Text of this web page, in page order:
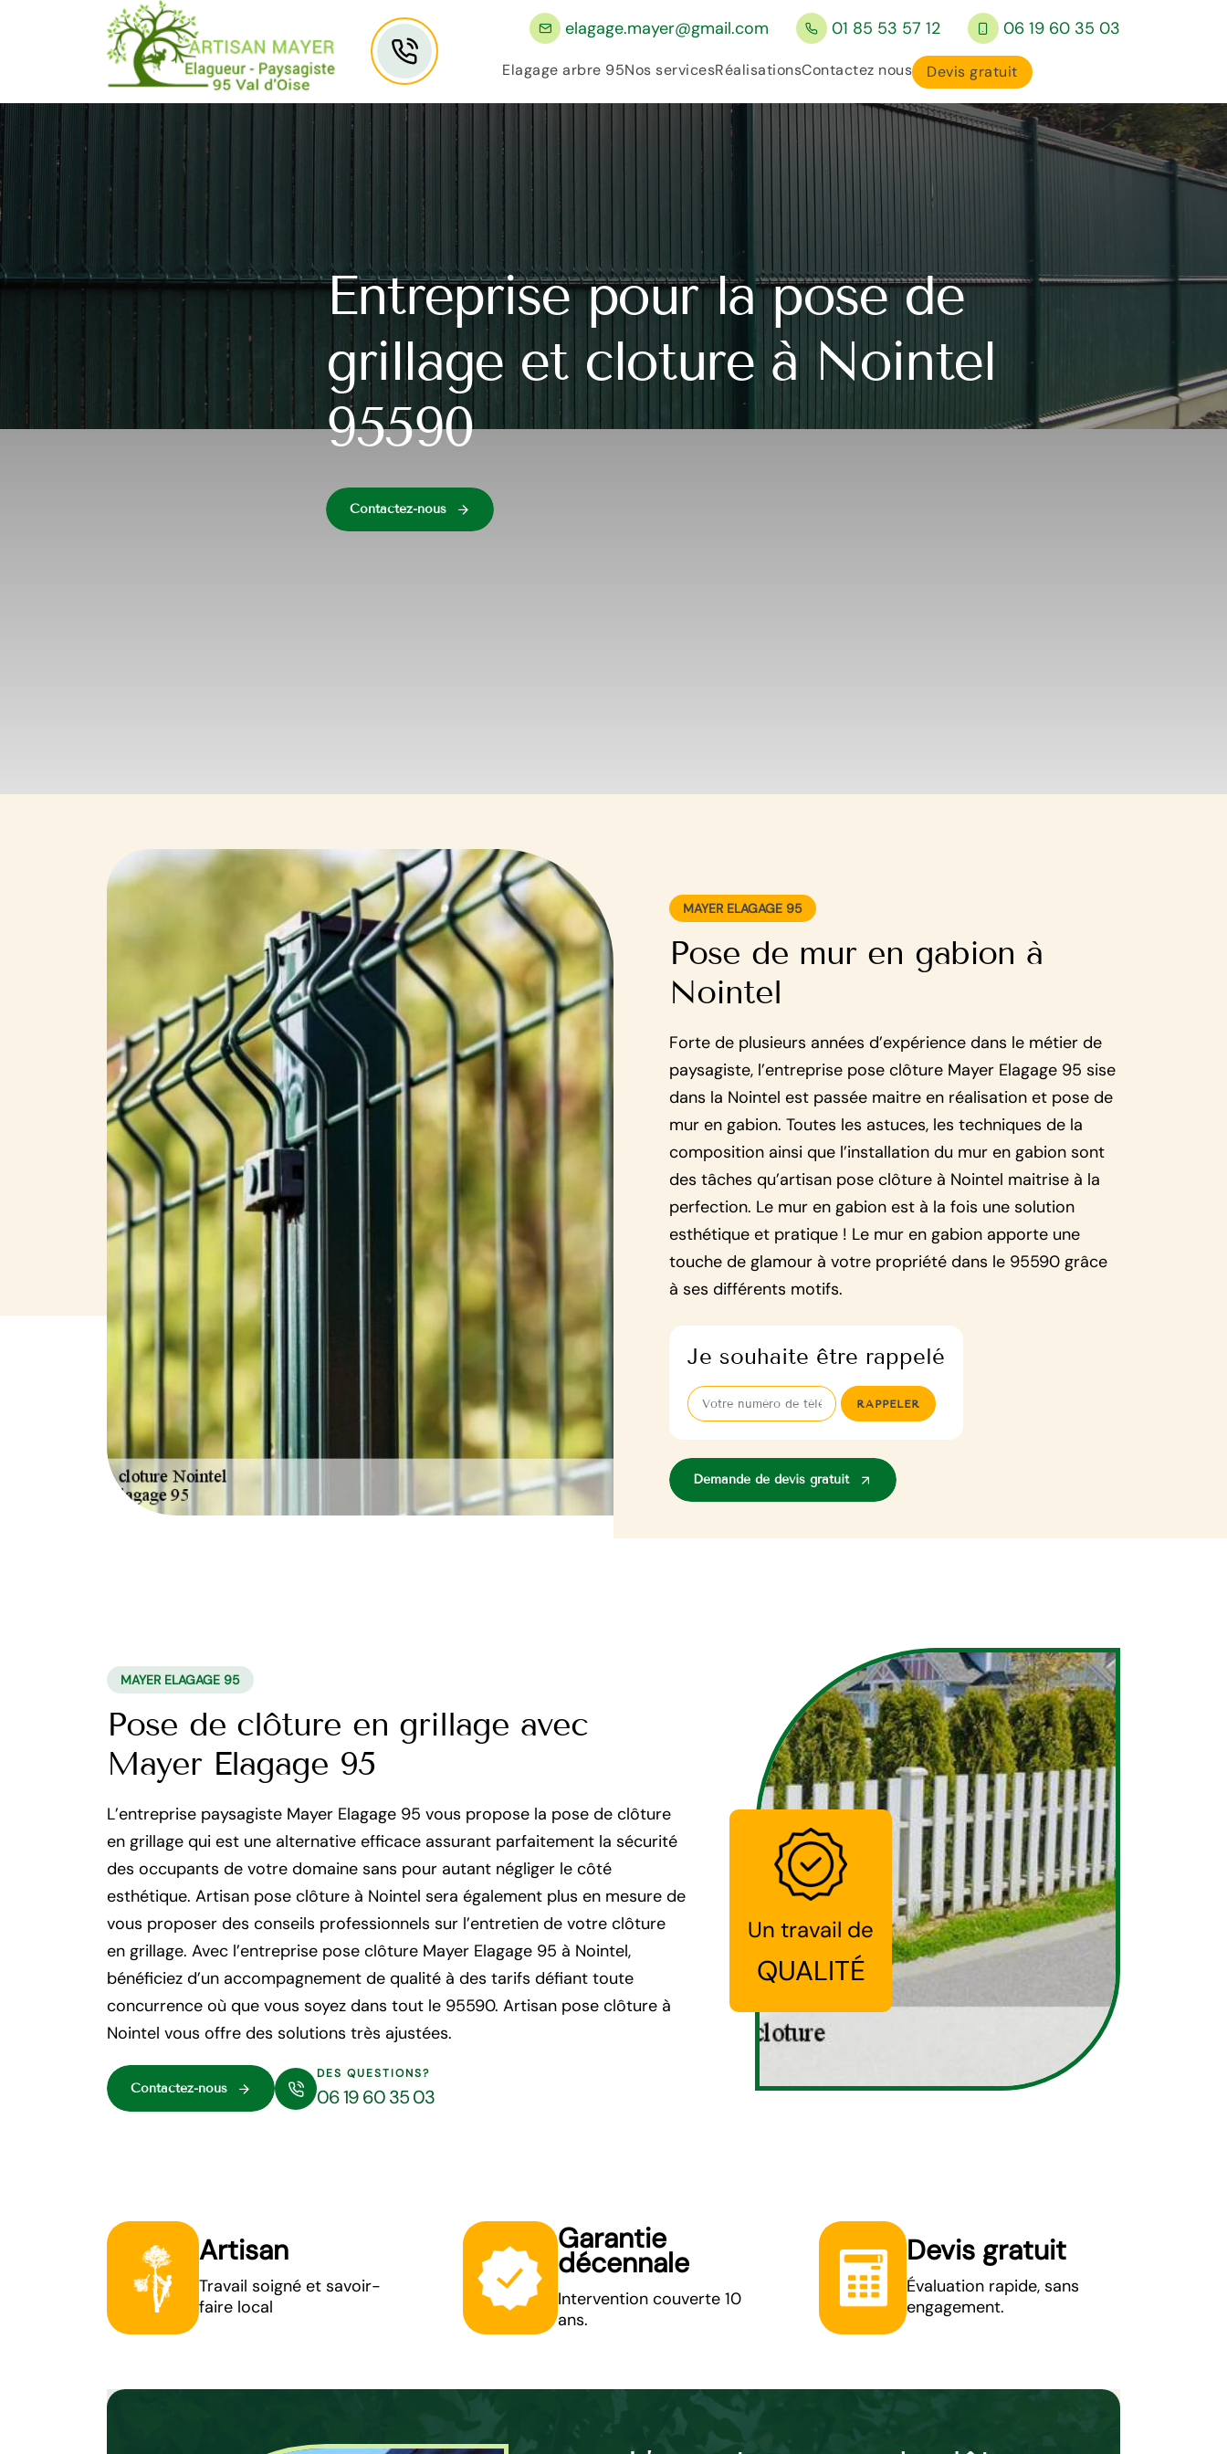
elagage.mayer@gmail.com 01 85 53 57 12 06 19 60 35 03
Elagage arbre 95Nos servicesRéalisationsContactez nous Devis gratuit
Entreprise pour la pose de
grillage et cloture à Nointel
95590
Contactez-nous
MAYER ELAGAGE 95
Pose de mur en gabion à
Nointel
Forte de plusieurs années d’expérience dans le métier de
paysagiste, l’entreprise pose clôture Mayer Elagage 95 sise
dans la Nointel est passée maitre en réalisation et pose de
mur en gabion. Toutes les astuces, les techniques de la
composition ainsi que l’installation du mur en gabion sont
des tâches qu’artisan pose clôture à Nointel maitrise à la
perfection. Le mur en gabion est à la fois une solution
esthétique et pratique ! Le mur en gabion apporte une
touche de glamour à votre propriété dans le 95590 grâce
à ses différents motifs.
Je souhaite être rappelé
Demande de devis gratuit
MAYER ELAGAGE 95
Pose de clôture en grillage avec
Mayer Elagage 95
L’entreprise paysagiste Mayer Elagage 95 vous propose la pose de clôture
en grillage qui est une alternative efficace assurant parfaitement la sécurité
des occupants de votre domaine sans pour autant négliger le côté
esthétique. Artisan pose clôture à Nointel sera également plus en mesure de
vous proposer des conseils professionnels sur l’entretien de votre clôture
en grillage. Avec l’entreprise pose clôture Mayer Elagage 95 à Nointel,
bénéficiez d’un accompagnement de qualité à des tarifs défiant toute
concurrence où que vous soyez dans tout le 95590. Artisan pose clôture à
Nointel vous offre des solutions très ajustées.
Contactez-nous
DES QUESTIONS?
06 19 60 35 03
Un travail de
QUALITÉ
Artisan
Travail soigné et savoir-
faire local
Garantie
décennale
Intervention couverte 10
ans.
Devis gratuit
Évaluation rapide, sans
engagement.